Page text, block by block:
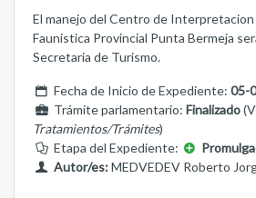
El manejo del Centro de Interpretacion
Faunistica Provincial Punta Bermeja
Secretaria de Turismo.
Fecha de Inicio de Expediente: 05-
Trámite parlamentario: Finalizado
Tratamientos/Trámites)
Etapa del Expediente:
Autor/es:MEDVEDEV Roberto